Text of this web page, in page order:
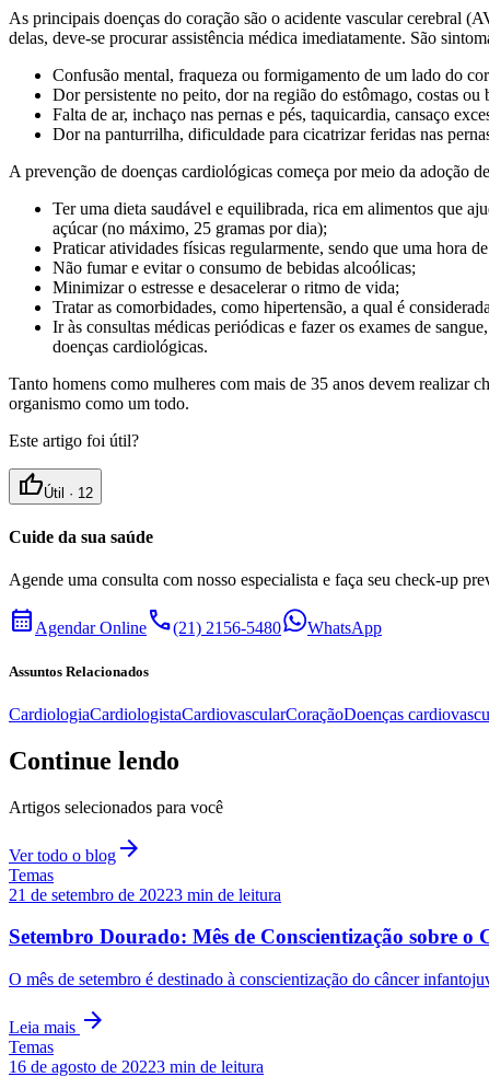
As principais doenças do coração são o acidente vascular cerebral
delas, deve-se procurar assistência médica imediatamente. São
Confusão mental, fraqueza ou formigamento de um lado do
Dor persistente no peito, dor na região do estômago, costas
Falta de ar, inchaço nas pernas e pés, taquicardia, cansaço
Dor na panturrilha, dificuldade para cicatrizar feridas nas
A prevenção de doenças cardiológicas começa por meio da adoção
Ter uma dieta saudável e equilibrada, rica em alimentos que
açúcar (no máximo, 25 gramas por dia);
Praticar atividades físicas regularmente, sendo que uma hora
Não fumar e evitar o consumo de bebidas alcoólicas;
Minimizar o estresse e desacelerar o ritmo de vida;
Tratar as comorbidades, como hipertensão, a qual é
Ir às consultas médicas periódicas e fazer os exames de
doenças cardiológicas.
Tanto homens como mulheres com mais de 35 anos devem realizar
organismo como um todo.
Este artigo foi útil?
thumb_upÚtil · 12
Cuide da sua saúde
Agende uma consulta com nosso especialista e faça seu check-up
calendar_monthAgendar Onlinecall(21) 2156-5480 WhatsApp
Assuntos Relacionados
CardiologiaCardiologistaCardiovascularCoraçãoDoenças
Continue lendo
Artigos selecionados para você
Ver todo o blog arrow_forward
Temas
21 de setembro de 20223 min de leitura
Setembro Dourado: Mês de Conscientização sobre
O mês de setembro é destinado à conscientização do câncer
Leia mais arrow_forward
Temas
16 de agosto de 20223 min de leitura